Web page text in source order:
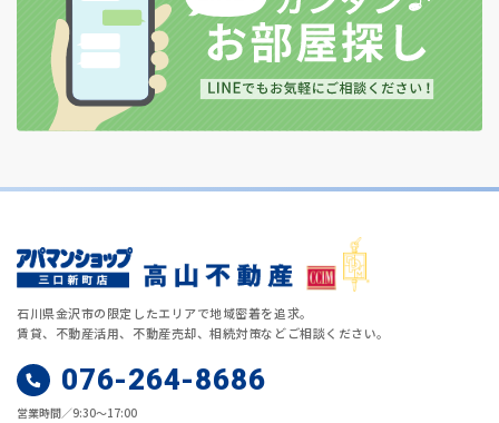
石川県金沢市の限定したエリアで地域密着を追求。
賃貸、不動産活用、不動産売却、相続対策などご相談ください。
076-264-8686
営業時間／9:30～17:00